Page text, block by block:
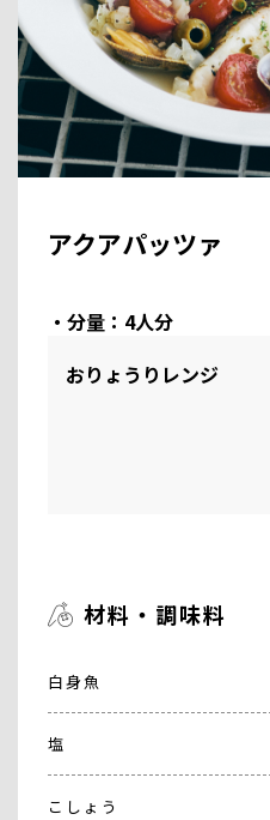
アクアパッツァ
・分量：4人分
おりょうりレンジ
材料・調味料
白身魚
塩
こしょう